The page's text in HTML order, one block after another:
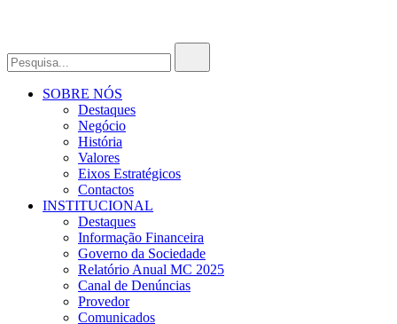
SOBRE NÓS
Destaques
Negócio
História
Valores
Eixos Estratégicos
Contactos
INSTITUCIONAL
Destaques
Informação Financeira
Governo da Sociedade
Relatório Anual MC 2025
Canal de Denúncias
Provedor
Comunicados